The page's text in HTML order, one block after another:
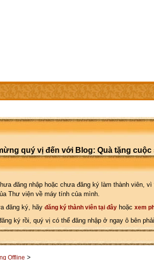
WEBSITE CỦA CÁC THÀNH VIÊN
quý vị đến với Blog: Quà tặng cuộc
đăng nhập hoặc chưa đăng ký làm thành viên,
Thư viện về máy tính của mình.
đăng ký, hãy đăng ký thành viên tại đây hoặc xem
ký rồi, quý vị có thể đăng nhập ở ngay ô bên
Offline >